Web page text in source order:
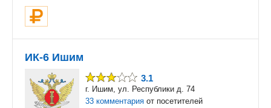
ИК-6 Ишим
3.1
г. Ишим, ул. Республики д. 74
33 комментария от посетителей